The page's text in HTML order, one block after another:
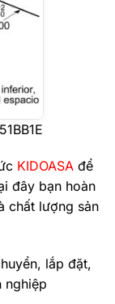
KIDOASAđể
đây bạn hoàn
chất lượng sản
lắp đặt,
nghiệp